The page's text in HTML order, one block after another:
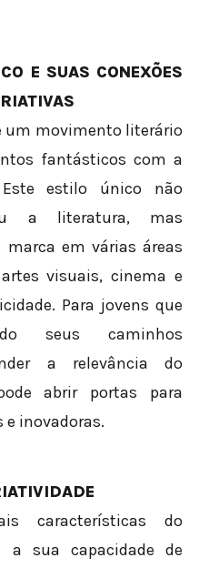
E SUAS CONEXÕES
um movimento literário
fantásticos com a
estilo único não
a literatura, mas
em várias áreas
visuais, cinema e
Para jovens que
seus caminhos
a relevância do
abrir portas para
inovadoras.
características do
a sua capacidade de